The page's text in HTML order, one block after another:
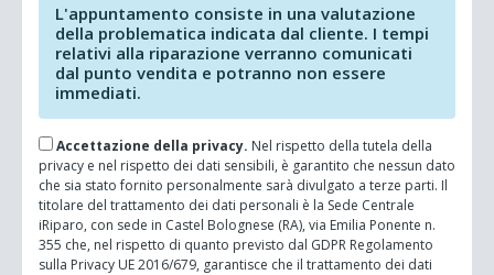
L'appuntamento consiste in una valutazione
della problematica indicata dal cliente. I tempi
relativi alla riparazione verranno comunicati
dal punto vendita e potranno non essere
immediati.
Accettazione della privacy. Nel rispetto della tutela della
privacy e nel rispetto dei dati sensibili, è garantito che nessun dato
che sia stato fornito personalmente sarà divulgato a terze parti. Il
titolare del trattamento dei dati personali è la Sede Centrale
iRiparo, con sede in Castel Bolognese (RA), via Emilia Ponente n.
355 che, nel rispetto di quanto previsto dal GDPR Regolamento
sulla Privacy UE 2016/679, garantisce che il trattamento dei dati